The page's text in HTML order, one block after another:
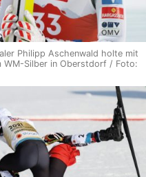
Philipp Aschenwald holte mit
WM-Silber in Oberstdorf / Foto: